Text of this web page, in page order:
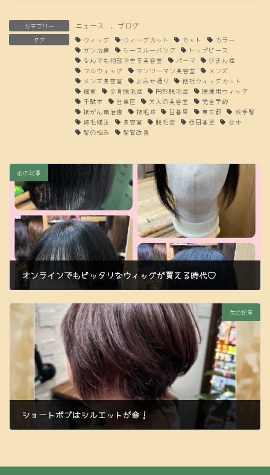
カテゴリー ニュース 、 ブログ
タグ ウィッグ ウィッグカット カット
カラー
ガン治療
シースルーバング
トップピース
なんでも相談できる美容室
パーマ
びまん症
フルウィッグ
マンツーマン美容室
メンズ
メンズ美容室
よみせ通り
他社ウィッグカット
個室
全身脱毛症 円形脱毛症
医療用ウィッグ
千駄木
台東区 大人の美容室
完全予約
抗がん剤治療
抜毛症 日暮里 東京都
派手髪
縮毛矯正
美容室 脱毛症 西日暮里
谷中
髪の悩み
髪質改善
前の記事
オンラインでもピッタリなウィッグが買える時代♡
次の記事
ショートボブはシルエットが命！